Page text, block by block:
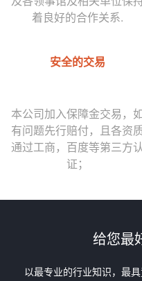
着良好的合作关系.
安全的交易
本公司加入保障金交易，
有问题先行赔付，且各资
通过工商，百度等第三方认
证；
给您最
以最专业的行业知识，最